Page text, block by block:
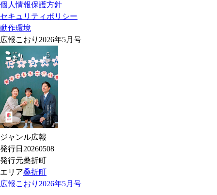
個人情報保護方針
セキュリティポリシー
動作環境
広報こおり2026年5月号
ジャンル広報
発行日 20260508
発行元桑折町
エリア桑折町
広報こおり2026年5月号